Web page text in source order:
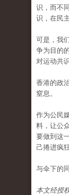
识，而不
识，在民
可是，我
争为目的
对运动共
香港的政
窒息。
作为公民
料，让公
要做到这
己捲进疯
与伞下的
本文经授